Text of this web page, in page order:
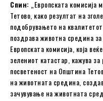
Спин: „Европската
Тетово, како резултат на
подобрувањето на
поздрава животна средина
Европската комисија, која
зелениот катастар, кажува
посветеност на Oпштина
на животната средина,
зачувување на животната